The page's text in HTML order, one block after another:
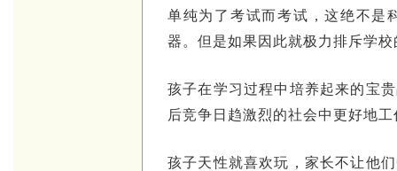
单纯为了考试而考试，这绝不是
器。但是如果因此就极力排斥学
孩子在学习过程中培养起来的宝
后竞争日趋激烈的社会中更好地
孩子天性就喜欢玩，家长不让他